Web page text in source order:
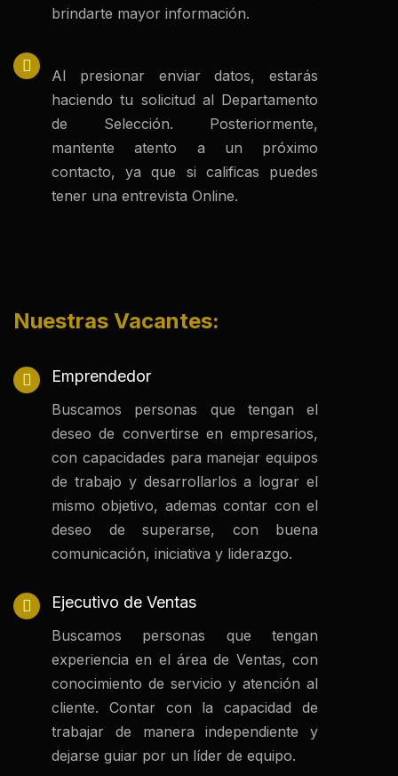
brindarte mayor información.
Al presionar enviar datos, estarás
haciendo tu solicitud al Departamento
de Selección. Posteriormente,
mantente atento a un próximo
contacto, ya que si calificas puedes
tener una entrevista Online.
Nuestras Vacantes:
Emprendedor
Buscamos personas que tengan el
deseo de convertirse en empresarios,
con capacidades para manejar equipos
de trabajo y desarrollarlos a lograr el
mismo objetivo, ademas contar con el
deseo de superarse, con buena
comunicación, iniciativa y liderazgo.
Ejecutivo de Ventas
Buscamos personas que tengan
experiencia en el área de Ventas, con
conocimiento de servicio y atención al
cliente. Contar con la capacidad de
trabajar de manera independiente y
dejarse guiar por un líder de equipo.